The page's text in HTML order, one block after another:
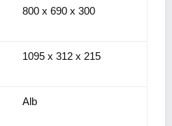
800 x 690 x 300
1095 x 312 x 215
Alb